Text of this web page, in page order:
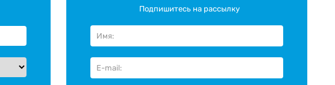
Подпишитесь на рассылку